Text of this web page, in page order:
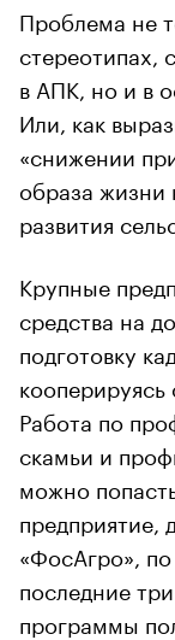
Проблема не
стереотипах,
в АПК, но и в
Или, как
«снижении
образа жизни
развития
Крупные
средства на
подготовку
Работа по
скамьи и
можно
предприятие,
«ФосАгро»,
последние
программы